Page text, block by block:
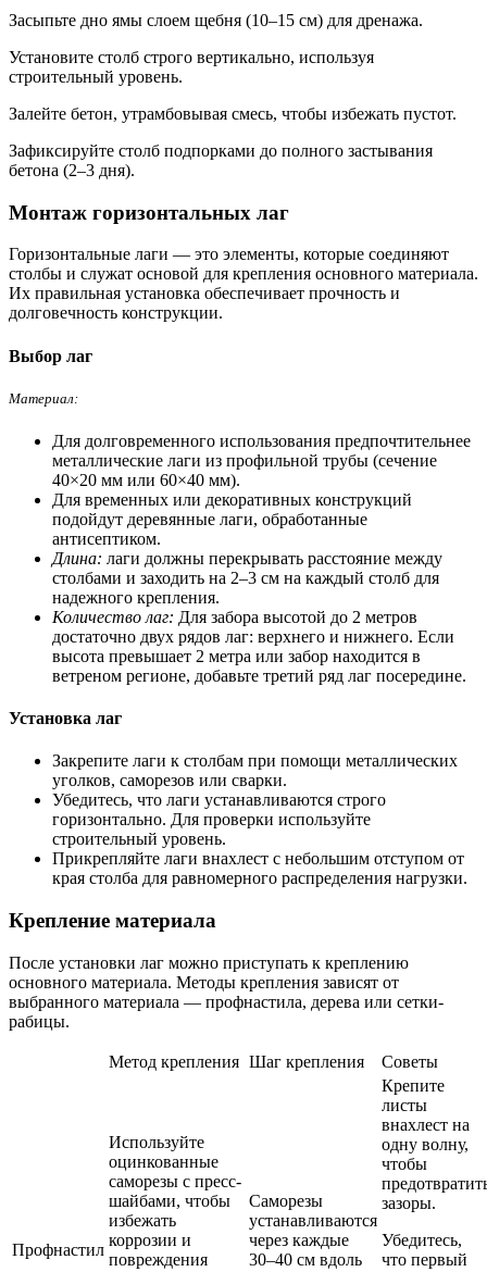
Засыпьте дно ямы слоем щебня (10–15 см) для дренажа.
Установите столб строго вертикально, используя
строительный уровень.
Залейте бетон, утрамбовывая смесь, чтобы избежать пустот.
Зафиксируйте столб подпорками до полного застывания
бетона (2–3 дня).
Монтаж горизонтальных лаг
Горизонтальные лаги — это элементы, которые соединяют
столбы и служат основой для крепления основного материала.
Их правильная установка обеспечивает прочность и
долговечность конструкции.
Выбор лаг
Материал:
Для долговременного использования предпочтительнее
металлические лаги из профильной трубы (сечение
40×20 мм или 60×40 мм).
Для временных или декоративных конструкций
подойдут деревянные лаги, обработанные
антисептиком.
Длина: лаги должны перекрывать расстояние между
столбами и заходить на 2–3 см на каждый столб для
надежного крепления.
Количество лаг: Для забора высотой до 2 метров
достаточно двух рядов лаг: верхнего и нижнего. Если
высота превышает 2 метра или забор находится в
ветреном регионе, добавьте третий ряд лаг посередине.
Установка лаг
Закрепите лаги к столбам при помощи металлических
уголков, саморезов или сварки.
Убедитесь, что лаги устанавливаются строго
горизонтально. Для проверки используйте
строительный уровень.
Прикрепляйте лаги внахлест с небольшим отступом от
края столба для равномерного распределения нагрузки.
Крепление материала
После установки лаг можно приступать к креплению
основного материала. Методы крепления зависят от
выбранного материала — профнастила, дерева или сетки-
рабицы.
Метод крепления Шаг крепления Советы
Профнастил
Используйте
оцинкованные
саморезы с пресс-
шайбами, чтобы
избежать
коррозии и
повреждения
Саморезы
устанавливаются
через каждые
30–40 см вдоль
Крепите
листы
внахлест на
одну волну,
чтобы
зазоры.
Убедитесь,
что первый